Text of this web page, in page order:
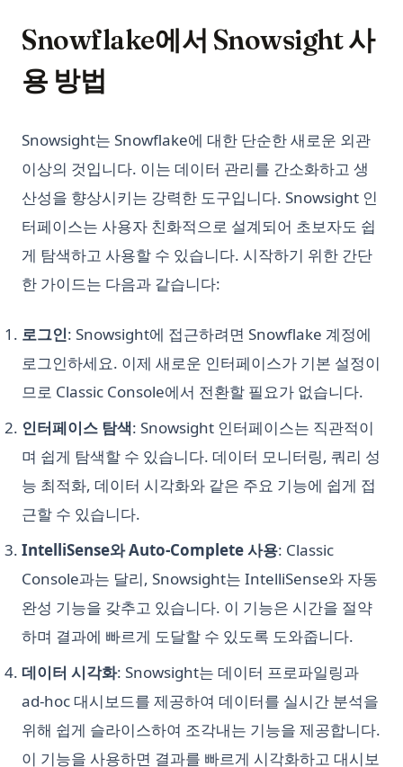
Snowflake에서 Snowsight 사
용 방법
Snowsight는 Snowflake에 대한 단순한 새로운 외관
이상의 것입니다. 이는 데이터 관리를 간소화하고 생
산성을 향상시키는 강력한 도구입니다. Snowsight 인
터페이스는 사용자 친화적으로 설계되어 초보자도 쉽
게 탐색하고 사용할 수 있습니다. 시작하기 위한 간단
한 가이드는 다음과 같습니다:
로그인: Snowsight에 접근하려면 Snowflake 계정에
로그인하세요. 이제 새로운 인터페이스가 기본 설정이
므로 Classic Console에서 전환할 필요가 없습니다.
인터페이스 탐색: Snowsight 인터페이스는 직관적이
며 쉽게 탐색할 수 있습니다. 데이터 모니터링, 쿼리 성
능 최적화, 데이터 시각화와 같은 주요 기능에 쉽게 접
근할 수 있습니다.
IntelliSense와 Auto-Complete 사용: Classic
Console과는 달리, Snowsight는 IntelliSense와 자동
완성 기능을 갖추고 있습니다. 이 기능은 시간을 절약
하며 결과에 빠르게 도달할 수 있도록 도와줍니다.
데이터 시각화: Snowsight는 데이터 프로파일링과
ad-hoc 대시보드를 제공하여 데이터를 실시간 분석을
위해 쉽게 슬라이스하여 조각내는 기능을 제공합니다.
이 기능을 사용하면 결과를 빠르게 시각화하고 대시보